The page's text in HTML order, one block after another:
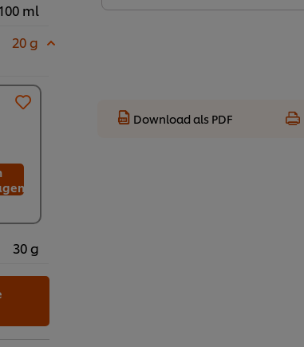
100 ml
20 g
30 g
Download als PDF